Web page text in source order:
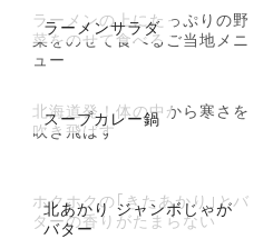
ラーメンサラダ
ラーメンの上にたっぷりの野
菜をのせて食べるご当地メニ
ュー
スープカレー鍋
北海道発！体の中から寒さを
吹き飛ばす
北あかり ジャンボじゃが
バター
ホクホクの｢きたあかり｣とバ
ターの香りがたまらない